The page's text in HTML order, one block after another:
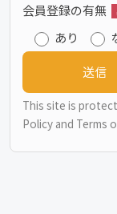
会員登録の有無
あり
This site is
Policy and Terms